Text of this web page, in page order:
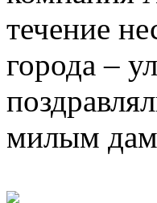
течение
города –
милым